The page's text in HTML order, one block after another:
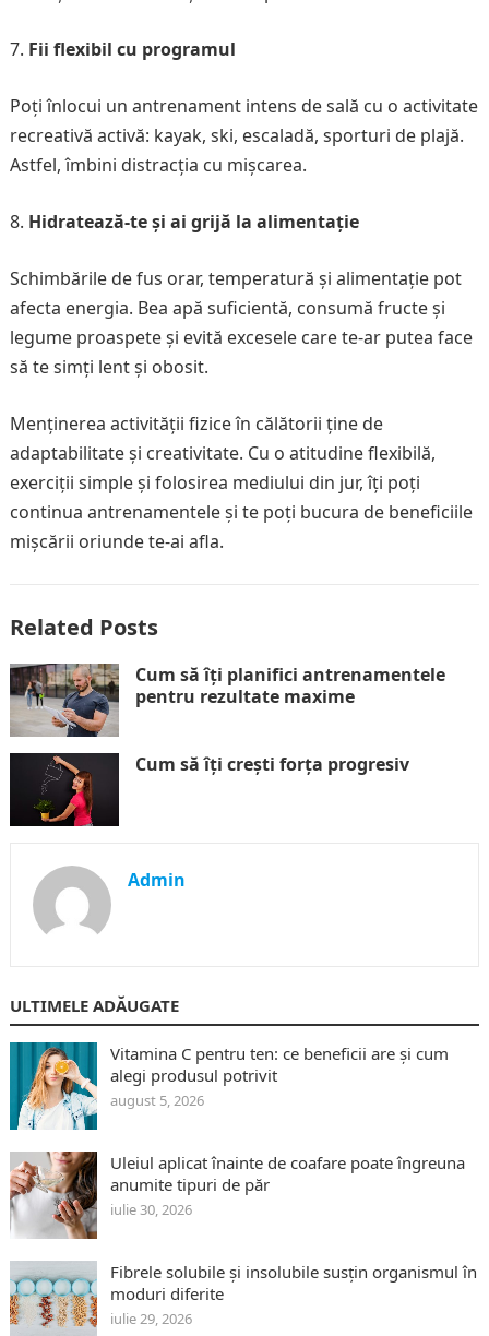
Fii flexibil cu programul
Poți înlocui un antrenament intens de sală cu o activitate
recreativă activă: kayak, ski, escaladă, sporturi de plajă.
Astfel, îmbini distracția cu mișcarea.
Hidratează-te și ai grijă la alimentație
Schimbările de fus orar, temperatură și alimentație pot
afecta energia. Bea apă suficientă, consumă fructe și
legume proaspete și evită excesele care te-ar putea face
să te simți lent și obosit.
Menținerea activității fizice în călătorii ține de
adaptabilitate și creativitate. Cu o atitudine flexibilă,
exerciții simple și folosirea mediului din jur, îți poți
continua antrenamentele și te poți bucura de beneficiile
mișcării oriunde te-ai afla.
Related Posts
Cum să îți planifici antrenamentele
pentru rezultate maxime
Cum să îți crești forța progresiv
Admin
ULTIMELE ADĂUGATE
Vitamina C pentru ten: ce beneficii are și cum
alegi produsul potrivit
august 5, 2026
Uleiul aplicat înainte de coafare poate îngreuna
anumite tipuri de păr
iulie 30, 2026
Fibrele solubile și insolubile susțin organismul în
moduri diferite
iulie 29, 2026